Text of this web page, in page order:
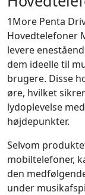
1More Penta
Hovedtelefoner
levere
dem ideelle til
brugere. Disse
øre, hvilket
lydoplevelse
højdepunkter.
Selvom
mobiltelefoner,
den
under